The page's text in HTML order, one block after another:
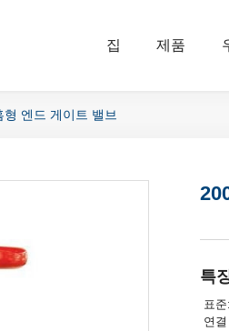
집 제품
엔드 게이트 밸브
특
표
연